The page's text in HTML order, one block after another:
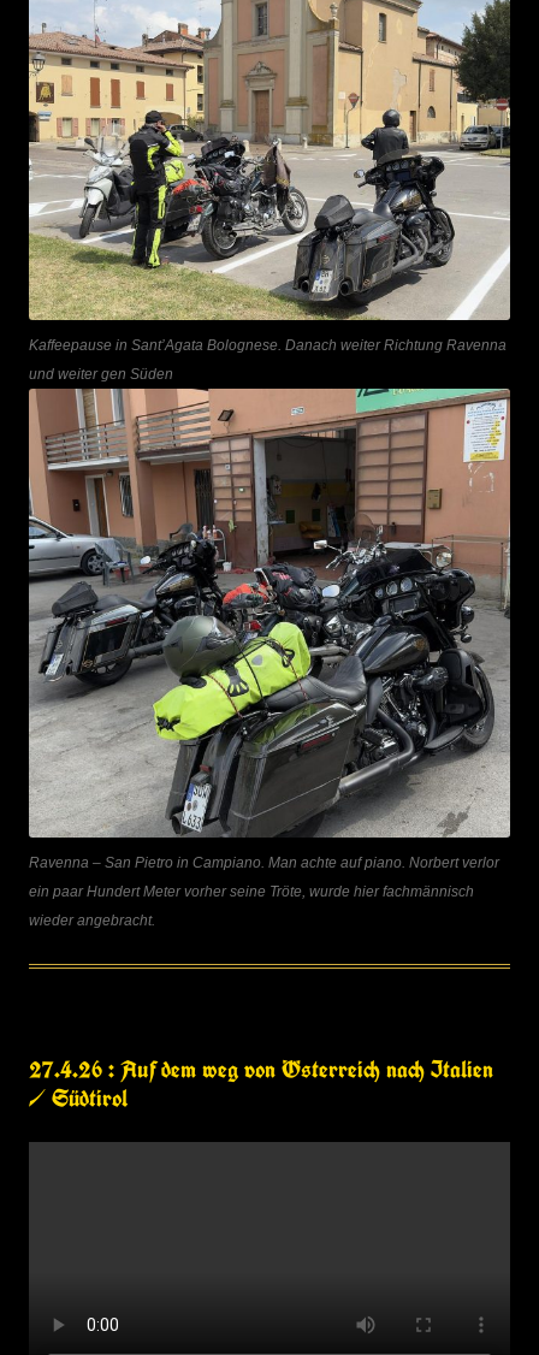
Kaffeepause in Sant’Agata Bolognese. Danach weiter Richtung Ravenna
und weiter gen Süden
Ravenna – San Pietro in Campiano. Man achte auf piano. Norbert verlor
ein paar Hundert Meter vorher seine Tröte, wurde hier fachmännisch
wieder angebracht.
27.4.26 : Auf dem weg von Österreich nach Italien
/ Südtirol